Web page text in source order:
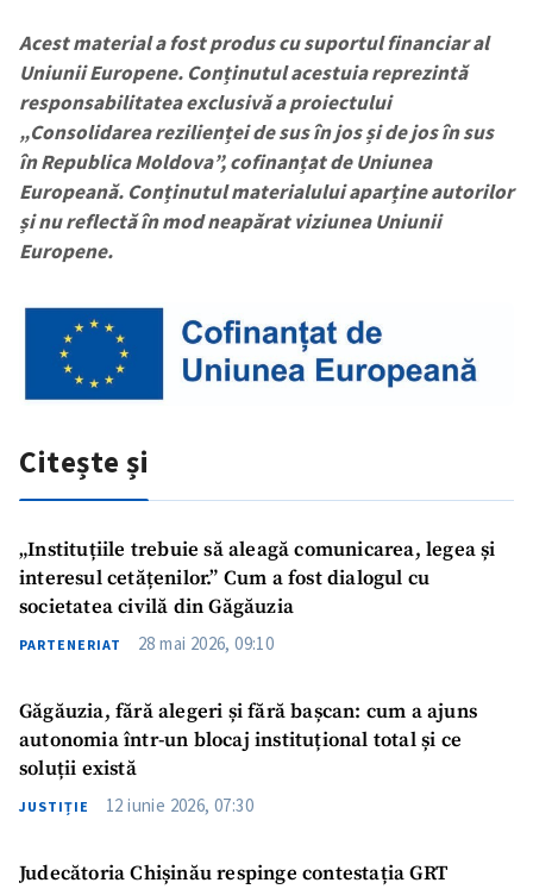
Acest material a fost produs cu suportul financiar al
Uniunii Europene. Conținutul acestuia reprezintă
responsabilitatea exclusivă a proiectului
„Consolidarea rezilienței de sus în jos și de jos în sus
în Republica Moldova”, cofinanțat de Uniunea
Europeană. Conținutul materialului aparține autorilor
și nu reflectă în mod neapărat viziunea Uniunii
Europene.
Citește și
„Instituțiile trebuie să aleagă comunicarea, legea și
interesul cetățenilor.” Cum a fost dialogul cu
societatea civilă din Găgăuzia
PARTENERIAT 28 mai 2026, 09:10
Găgăuzia, fără alegeri și fără bașcan: cum a ajuns
autonomia într-un blocaj instituțional total și ce
soluții există
JUSTIȚIE 12 iunie 2026, 07:30
Judecătoria Chișinău respinge contestația GRT
Sursă anonimă
Nume+ Numele meu
Email+ Emailul meu
Telefon
+ Telefon personal
acord cu
confidențialitate.
TRIMITE ȘTIREA